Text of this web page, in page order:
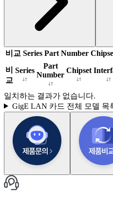
비교 Series Part Number
비
교
Series
Part
Number
Chipset
일치하는 결과가 없습니다.
GigE LAN 카드 전체 모델 목